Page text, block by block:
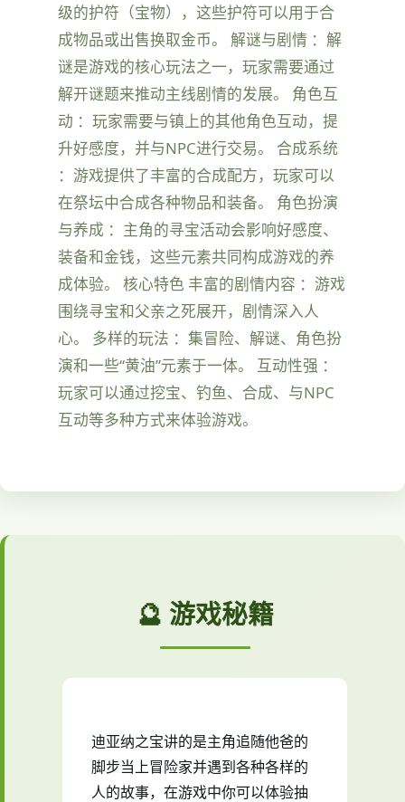
级的护符（宝物），这些护符可以用于合
成物品或出售换取金币。 解谜与剧情 ：解
谜是游戏的核心玩法之一，玩家需要通过
解开谜题来推动主线剧情的发展。 角色互
动 ：玩家需要与镇上的其他角色互动，提
升好感度，并与NPC进行交易。 合成系统
：游戏提供了丰富的合成配方，玩家可以
在祭坛中合成各种物品和装备。 角色扮演
与养成 ：主角的寻宝活动会影响好感度、
装备和金钱，这些元素共同构成游戏的养
成体验。 核心特色 丰富的剧情内容 ：游戏
围绕寻宝和父亲之死展开，剧情深入人
心。 多样的玩法 ：集冒险、解谜、角色扮
演和一些“黄油”元素于一体。 互动性强 ：
玩家可以通过挖宝、钓鱼、合成、与NPC
互动等多种方式来体验游戏。
🔮 游戏秘籍
迪亚纳之宝讲的是主角追随他爸的
脚步当上冒险家并遇到各种各样的
人的故事，在游戏中你可以体验抽